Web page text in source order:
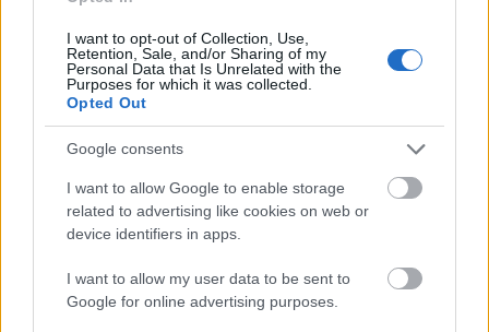
I want to opt-out of Collection, Use,
Retention, Sale, and/or Sharing of my
Personal Data that Is Unrelated with the
Purposes for which it was collected.
Opted Out
Google consents
I want to allow Google to enable storage
related to advertising like cookies on web or
device identifiers in apps.
I want to allow my user data to be sent to
Google for online advertising purposes.
Hagyományos ajtópanel Mészáros Sándor terve